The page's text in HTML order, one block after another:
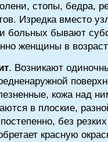
стопы, бедра,
Изредка вместо
больных бывают
женщины в
. Возникают
кожа над
в плоские,
без
красную